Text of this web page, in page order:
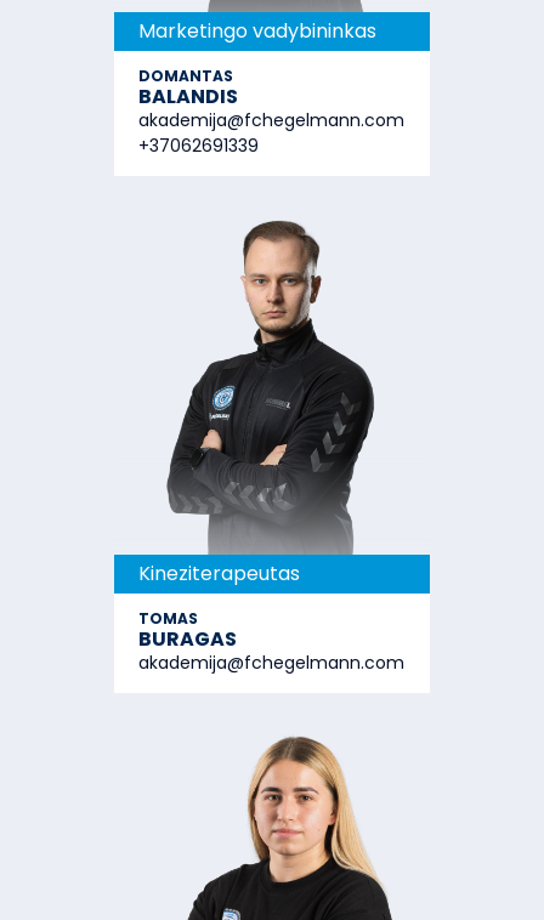
Marketingo vadybininkas
DOMANTAS
BALANDIS
akademija@fchegelmann.com
+37062691339
Kineziterapeutas
TOMAS
BURAGAS
akademija@fchegelmann.com